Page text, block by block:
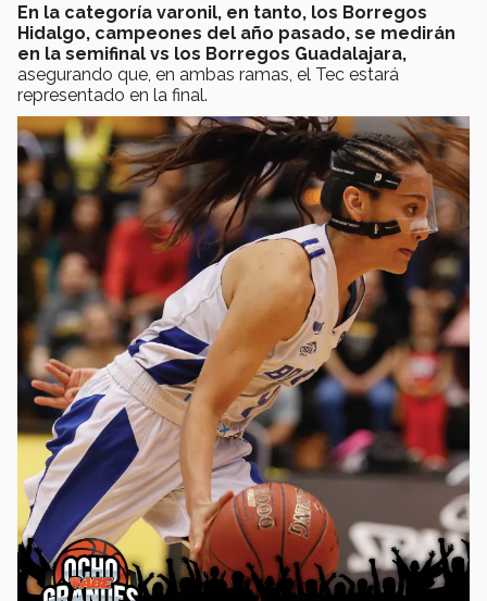
En la categoría varonil, en tanto, los Borregos
Hidalgo, campeones del año pasado, se medirán
en la semifinal vs los Borregos Guadalajara,
asegurando que, en ambas ramas, el Tec estará
representado en la final.